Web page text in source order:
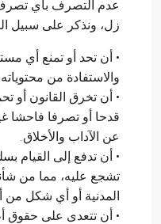
عدم التصرف بأي
زل، ونذكر على سبيل
• أن تحد أو تمنع أي
والاستفادة من
• أن تخرق القانون أو
قدحا أو تصرفا فاحشا
عن الآداب والأخلاق.
• أن تدفع إلى القيام
تشجع عليه، مما من
المدنية أو أي شكل من
• أن تتعدى على حقوق